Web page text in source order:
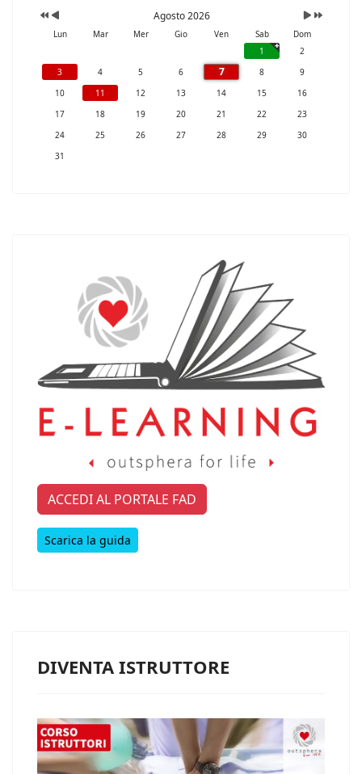
Agosto 2026
Lun Mar Mer Gio Ven Sab
Dom
1
2
3
4 5 6 7 8
9
10
11 12 13 14 15
16
17
18 19 20 21 22
23
24
25 26 27 28 29
30
31
ACCEDI AL PORTALE FAD
Scarica la guida
DIVENTA ISTRUTTORE